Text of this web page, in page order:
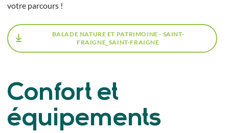
votre parcours !
BALADE NATURE ET PATRIMOINE - SAINT-
FRAIGNE_SAINT-FRAIGNE
Confort et
équipements